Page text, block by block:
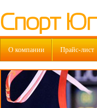
Спорт Юг
О компании Прайс-лист